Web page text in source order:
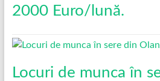
2000 Euro/lună.
Locuri de munca în